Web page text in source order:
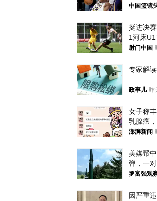
中国篮镜
挺进决
1河床
射门中国
专家解
政事儿 昨
女子称
乳腺癌
可能引
澎湃新闻
美媒帮
弹，一
发现出
罗富强观
因严重